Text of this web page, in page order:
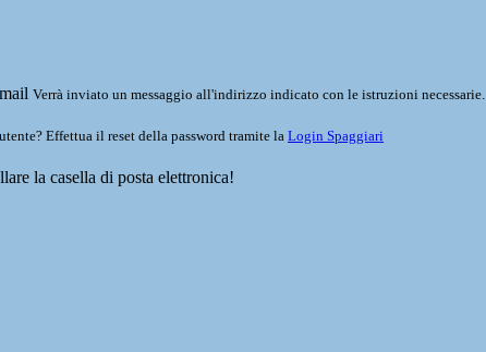
Verrà inviato un messaggio all'indirizzo indicato con le istruzioni necessarie.
Effettua il reset della password tramite la Login Spaggiari
la casella di posta elettronica!